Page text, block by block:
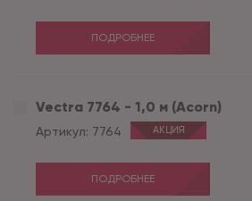
ПОДРОБНЕЕ
Vectra 7764 - 1,0 м (Acorn)
Артикул: 7764 АКЦИЯ
ПОДРОБНЕЕ